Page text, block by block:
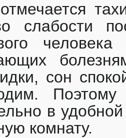
слабости
сон
в
комнату.